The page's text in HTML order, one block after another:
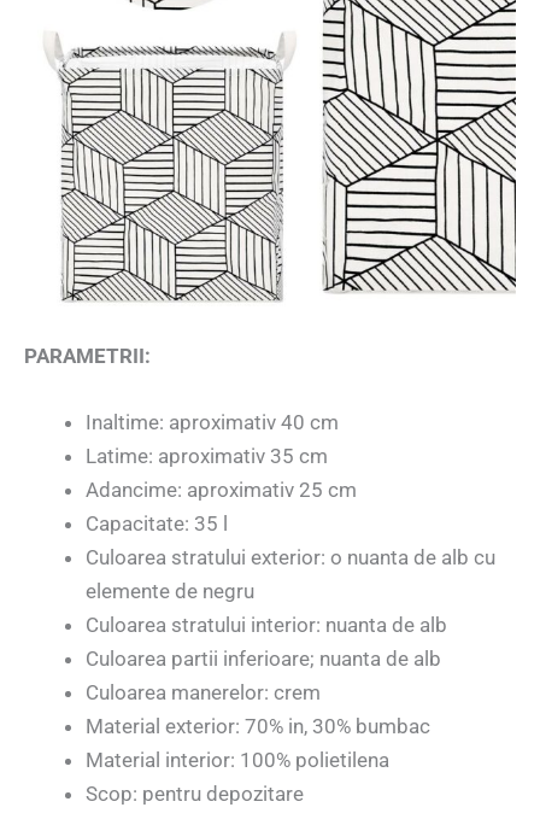
PARAMETRII:
Inaltime: aproximativ 40 cm
Latime: aproximativ 35 cm
Adancime: aproximativ 25 cm
Capacitate: 35 l
Culoarea stratului exterior: o nuanta de alb cu
elemente de negru
Culoarea stratului interior: nuanta de alb
Culoarea partii inferioare; nuanta de alb
Culoarea manerelor: crem
Material exterior: 70% in, 30% bumbac
Material interior: 100% polietilena
Scop: pentru depozitare